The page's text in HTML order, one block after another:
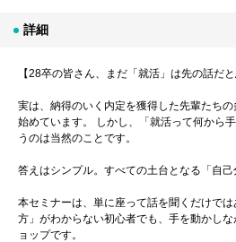
詳細
【28卒の皆さん、まだ「就活」は先の話だ
実は、納得のいく内定を獲得した先輩たち
始めています。 しかし、「就活って何から
うのは当然のことです。
答えはシンプル。すべての土台となる「自己
本セミナーは、単に座って話を聞くだけで
方」がわからない初心者でも、手を動かし
ョップです。